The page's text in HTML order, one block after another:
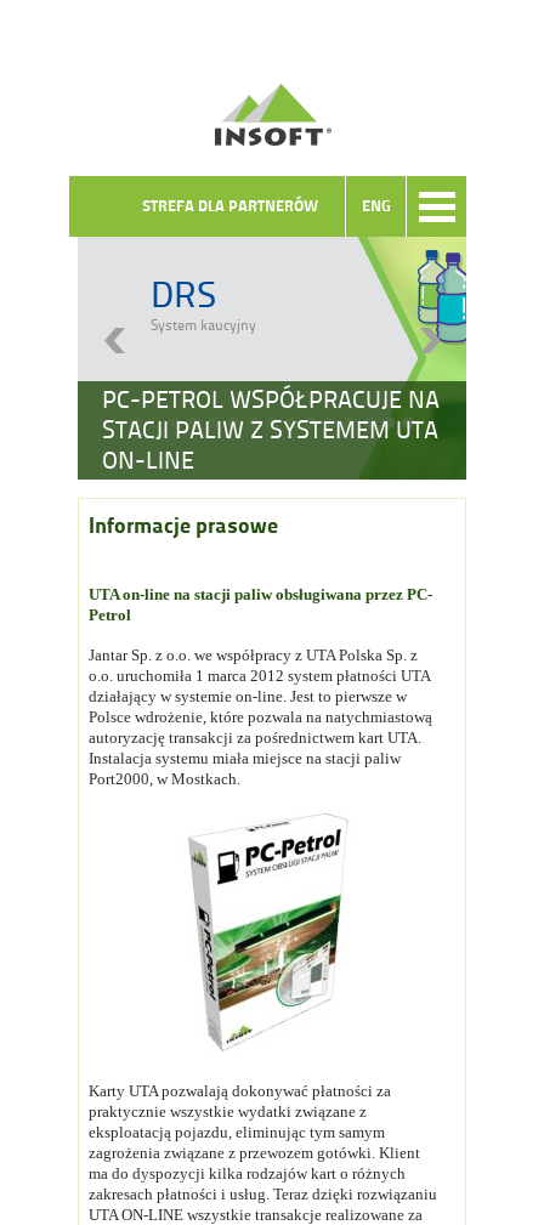
ENG
STREFA DLA PARTNERÓW
PC-PETROL WSPÓŁPRACUJE NA
STACJI PALIW Z SYSTEMEM UTA
ON-LINE
DRS
System kaucyjny
Informacje prasowe
UTA on-line na stacji paliw obsługiwana przez PC-
Petrol
Jantar Sp. z o.o. we współpracy z UTA Polska Sp. z
o.o. uruchomiła 1 marca 2012 system płatności UTA
działający w systemie on-line. Jest to pierwsze w
Polsce wdrożenie, które pozwala na natychmiastową
autoryzację transakcji za pośrednictwem kart UTA.
Instalacja systemu miała miejsce na stacji paliw
Port2000, w Mostkach.
Karty UTA pozwalają dokonywać płatności za
praktycznie wszystkie wydatki związane z
eksploatacją pojazdu, eliminując tym samym
zagrożenia związane z przewozem gotówki. Klient
ma do dyspozycji kilka rodzajów kart o różnych
zakresach płatności i usług. Teraz dzięki rozwiązaniu
UTA ON-LINE wszystkie transakcje realizowane za